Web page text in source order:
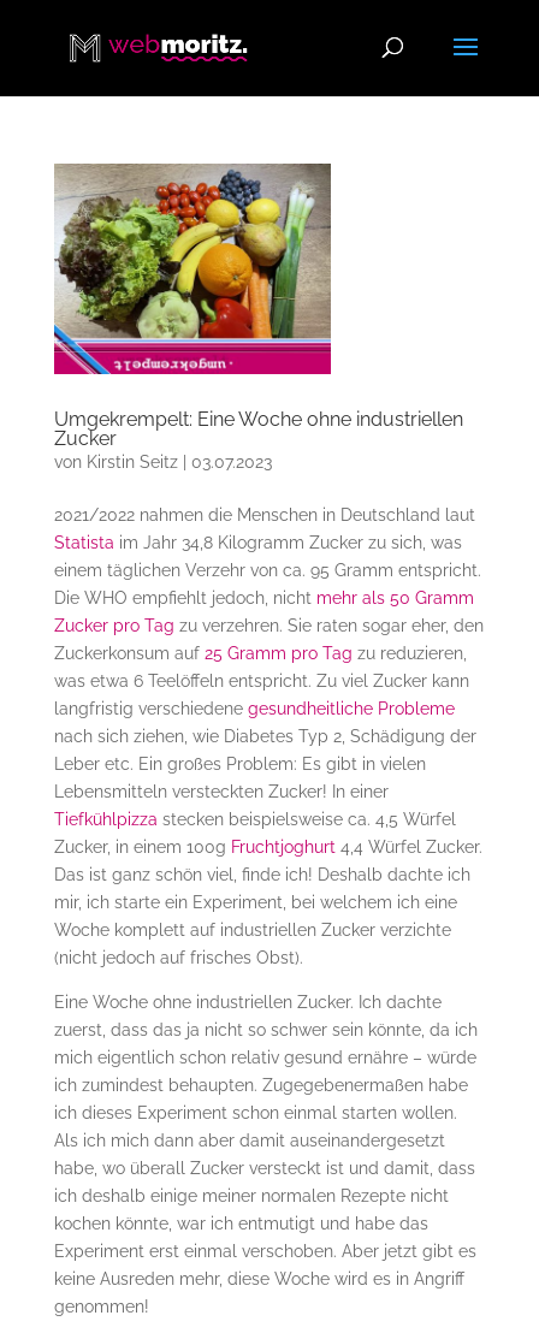
Umgekrempelt: Eine Woche ohne industriellen
Zucker
von Kirstin Seitz| 03.07.2023
2021/2022 nahmen die Menschen in Deutschland laut
Statista im Jahr 34,8 Kilogramm Zucker zu sich, was
einem täglichen Verzehr von ca. 95 Gramm entspricht.
Die WHO empfiehlt jedoch, nicht mehr als 50 Gramm
Zucker pro Tag zu verzehren. Sie raten sogar eher, den
Zuckerkonsum auf 25 Gramm pro Tag zu reduzieren,
was etwa 6 Teelöffeln entspricht. Zu viel Zucker kann
langfristig verschiedene gesundheitliche Probleme
nach sich ziehen, wie Diabetes Typ 2, Schädigung der
Leber etc. Ein großes Problem: Es gibt in vielen
Lebensmitteln versteckten Zucker! In einer
Tiefkühlpizza stecken beispielsweise ca. 4,5 Würfel
Zucker, in einem 100g Fruchtjoghurt 4,4 Würfel Zucker.
Das ist ganz schön viel, finde ich! Deshalb dachte ich
mir, ich starte ein Experiment, bei welchem ich eine
Woche komplett auf industriellen Zucker verzichte
(nicht jedoch auf frisches Obst).
Eine Woche ohne industriellen Zucker. Ich dachte
zuerst, dass das ja nicht so schwer sein könnte, da ich
mich eigentlich schon relativ gesund ernähre – würde
ich zumindest behaupten. Zugegebenermaßen habe
ich dieses Experiment schon einmal starten wollen.
Als ich mich dann aber damit auseinandergesetzt
habe, wo überall Zucker versteckt ist und damit, dass
ich deshalb einige meiner normalen Rezepte nicht
kochen könnte, war ich entmutigt und habe das
Experiment erst einmal verschoben. Aber jetzt gibt es
keine Ausreden mehr, diese Woche wird es in Angriff
genommen!